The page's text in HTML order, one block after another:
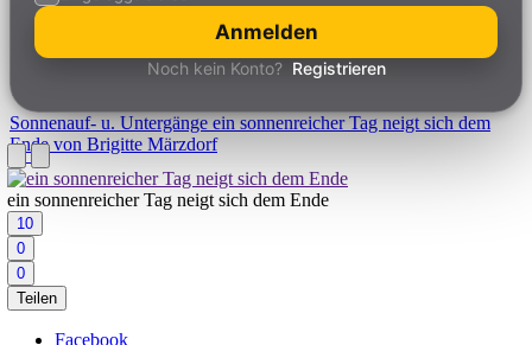
Anmelden
Noch kein Konto? Registrieren
Sonnenauf- u. Untergängeein sonnenreicher Tag neigt sich dem
Ende von Brigitte Märzdorf
ein sonnenreicher Tag neigt sich dem Ende
10
0
0
Teilen
Facebook